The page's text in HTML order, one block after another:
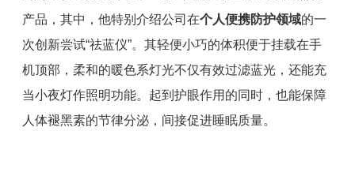
产品，其中，他特别介绍公司在个人便携防护领域的一
次创新尝试“祛蓝仪”。 其轻便小巧的体积便于挂载在手
机顶部，柔和的暖色系灯光不仅有效过滤蓝光，还能充
当小夜灯作照明功能。起到护眼作用的同时，也能保障
人体褪黑素的节律分泌，间接促进睡眠质量。